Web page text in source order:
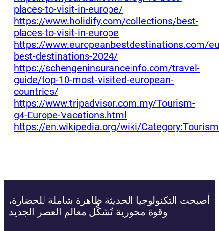
places-to-visit-in-europe/
https://www.holidify.com/collections/best-
places-to-visit-in-europe
https://www.europeanbestdestinations.com/
best-destinations-2024/
https://schengeninsuranceinfo.com/travel-
guide/top-10-most-visited-european-
countries/
https://www.tripadvisor.com.my/Tourism-
g4-Europe-Vacations.html
https://en.wikipedia.org/wiki/
أصبحت التكنولوجيا الحديثة ظاهرة شاملة للحضارة،
وقوة محورية تُشكِّل معالم العصر الجديد